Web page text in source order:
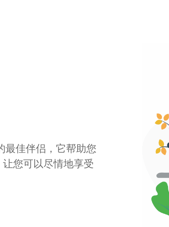
最佳伴侣，它帮助您
您可以尽情地享受